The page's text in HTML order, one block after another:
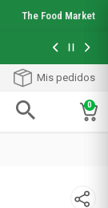
The Food Market
Con tu
¡Envío
Mis pedidos
0